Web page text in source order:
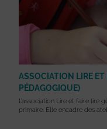
ASSOCIATION LIRE ET
PÉDAGOGIQUE)
L’association Lire et faire lire
primaire. Elle encadre des